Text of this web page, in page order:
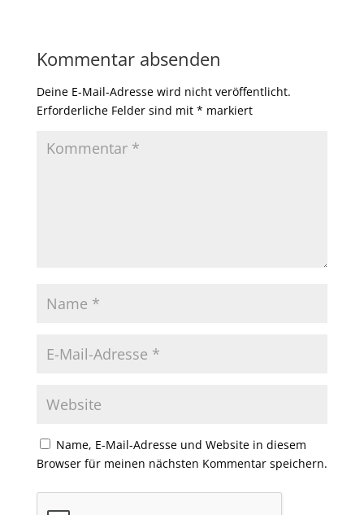
Kommentar absenden
Deine E-Mail-Adresse wird nicht veröffentlicht.
Erforderliche Felder sind mit * markiert
Name, E-Mail-Adresse und Website in diesem
Browser für meinen nächsten Kommentar speichern.